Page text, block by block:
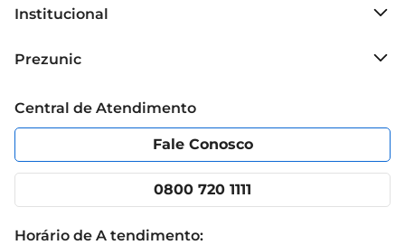
Institucional
Grupo Cencosud
Política de Privacidade
Portal do fornecedor
Cencosud Media
Prezunic
Código de Ética
App Prezunic
Central de Atendimento
Fale Conosco
0800 720 1111
Horário de A tendimento: